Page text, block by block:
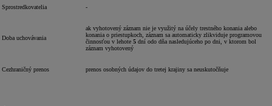
Sprostredkovatelia -
Doba uchovávania
ak vyhotovený záznam nie je využitý na účely trestného konania alebo
konania o priestupkoch, záznam sa automaticky zlikviduje programovou
činnosťou v lehote 5 dní odo dňa nasledujúceho po dni, v ktorom bol
záznam vyhotovený
Cezhraničný prenos prenos osobných údajov do tretej krajiny sa neuskutočňuje